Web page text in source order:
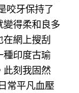
咬牙保持了
變得柔和良多
在網上搜刮
種印度古瑜
此刻我固然
常平凡血壓